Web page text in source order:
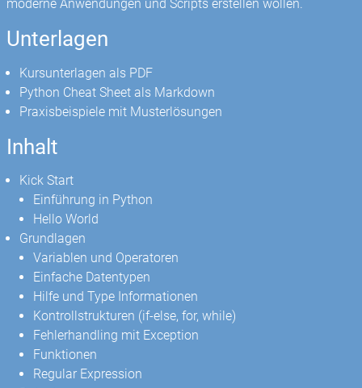
moderne Anwendungen und Scripts erstellen wollen.
Unterlagen
Kursunterlagen als PDF
Python Cheat Sheet als Markdown
Praxisbeispiele mit Musterlösungen
Inhalt
Kick Start
Einführung in Python
Hello World
Grundlagen
Variablen und Operatoren
Einfache Datentypen
Hilfe und Type Informationen
Kontrollstrukturen (if-else, for, while)
Fehlerhandling mit Exception
Funktionen
Regular Expression